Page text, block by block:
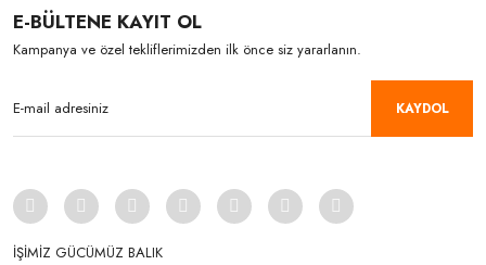
E-BÜLTENE KAYIT OL
Kampanya ve özel tekliflerimizden ilk önce siz yararlanın.
KAYDOL
İŞİMİZ GÜCÜMÜZ BALIK